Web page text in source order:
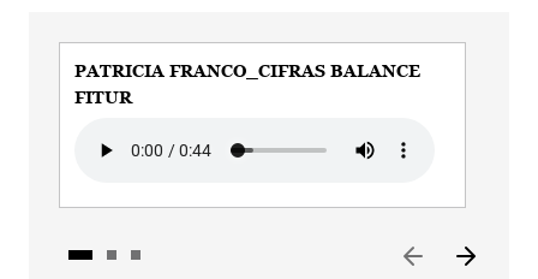
PATRICIA FRANCO_CIFRAS BALANCE
FITUR